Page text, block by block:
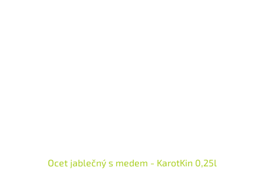
Ocet jablečný s medem - KarotKin 0,25l